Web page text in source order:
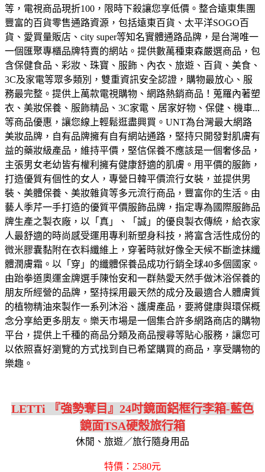
等，電視商品現折100，限時下殺讓您享低價。 整合遠東集團
豐富的百貨零售通路資源，包括遠東百貨、太平洋SOGO百
貨、愛買量販店、city super等知名實體通路品牌，是台灣唯一
一個匯聚專櫃品牌特賣的網站。 提供數萬種東森嚴選商品，包
含保健食品、彩妝、珠寶、服飾、內衣、旅遊、百貨、美食、
3C及家電等眾多類別，雙重資訊安全認證，購物最放心、服
務最完整。 提供上萬款電視購物、網路熱銷商品！蒐羅內著塑
衣、美妝保養、服飾精品、3C家電、居家好物、保健、機車...
等商品優惠，讓您線上輕鬆逛盡興買。 UNT為台灣最大網路
美妝品牌，自有品牌擁有自有網站通路，堅持只開發對肌膚有
益的藥妝級產品，維持平價，堅信保養不應該是一個奢侈品，
主張男女老幼皆有權利擁有健康舒適的肌膚。 用平價的服飾，
打造優質有個性的女人，專營日韓平價流行女裝，並提供男
裝、美體保養、美妝雜貨等多元流行商品，豐富你的生活。 由
藝人季芹一手打造的優質平價服飾品牌，指定專為國際服飾品
牌生產之製衣廠，以「真」、「誠」的優良製衣傳統，給衣家
人最舒適的時尚感受運用專利新塑身科技，將富含活性成份的
微米膠囊黏附在衣料纖維上，穿著時就好像全天候不斷塗抹纖
體潤膚霜。以「穿」的纖體保養品成功行銷全球40多個國家。
由跆拳道奧運金牌選手陳怡安和一群熱愛天然手做沐浴保養的
朋友所經營的品牌，堅持採用最天然的成分及最適合人體膚質
的植物精油來製作一系列沐浴、護膚產品，要將健康與環保概
念分享給更多朋友。 樂天市場是一個集合許多網路商店的購物
平台，提供上千種的商品分類及商品搜尋等貼心服務，讓您可
以依照喜好瀏覽的方式找到自已希望購買的商品，享受購物的
樂趣。
LETTi 『強勢奪目』24吋鏡面鋁框行李箱-藍色
鏡面TSA硬殼旅行箱
休閒、旅遊／旅行隨身用品
特價：2580元